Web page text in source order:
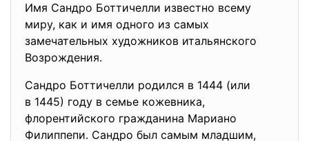
Имя Сандро Боттичелли известно всему
миру, как и имя одного из самых
замечательных художников итальянского
Возрождения.
Сандро Боттичелли родился в 1444 (или
в 1445) году в семье кожевника,
флорентийского гражданина Мариано
Филиппепи. Сандро был самым младшим,